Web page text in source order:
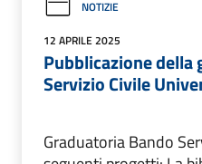
NOTIZIE
12 APRILE 2025
Pubblicazione della
Servizio Civile
Graduatoria Bando